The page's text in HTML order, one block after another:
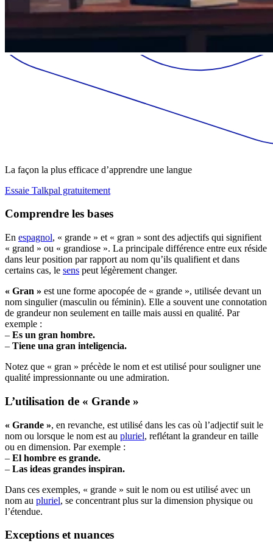
La façon la plus efficace d’apprendre une langue
Essaie Talkpal gratuitement
Comprendre les bases
En espagnol, « grande » et « gran » sont des adjectifs qui signifient
« grand » ou « grandiose ». La principale différence entre eux réside
dans leur position par rapport au nom qu’ils qualifient et dans
certains cas, le sens peut légèrement changer.
« Gran » est une forme apocopée de « grande », utilisée devant un
nom singulier (masculin ou féminin). Elle a souvent une connotation
de grandeur non seulement en taille mais aussi en qualité. Par
exemple :
– Es un gran hombre.
– Tiene una gran inteligencia.
Notez que « gran » précède le nom et est utilisé pour souligner une
qualité impressionnante ou une admiration.
L’utilisation de « Grande »
« Grande », en revanche, est utilisé dans les cas où l’adjectif suit le
nom ou lorsque le nom est au pluriel, reflétant la grandeur en taille
ou en dimension. Par exemple :
– El hombre es grande.
– Las ideas grandes inspiran.
Dans ces exemples, « grande » suit le nom ou est utilisé avec un
nom au pluriel, se concentrant plus sur la dimension physique ou
l’étendue.
Exceptions et nuances